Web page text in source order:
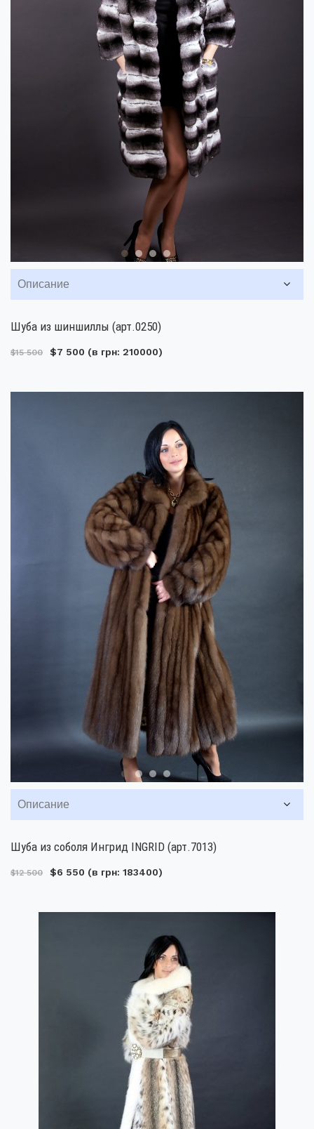
Описание
Шуба из шиншиллы (арт.0250)
$15 500 $7 500 (в грн: 210000)
Описание
Шуба из соболя Ингрид INGRID (арт.7013)
$12 500 $6 550 (в грн: 183400)